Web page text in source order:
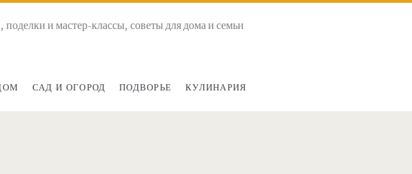
и мастер-классы, советы для дома и семьи
САД И ОГОРОД ПОДВОРЬЕ КУЛИНАРИЯ